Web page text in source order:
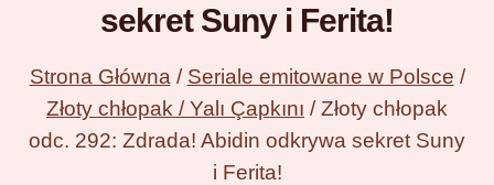
sekret Suny i Ferita!
Strona Główna / Seriale emitowane w Polsce /
Złoty chłopak / Yalı Çapkını / Złoty chłopak
odc. 292: Zdrada! Abidin odkrywa sekret Suny
i Ferita!